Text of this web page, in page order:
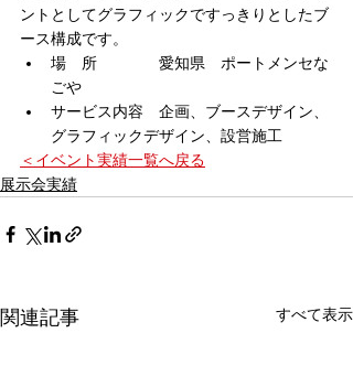
ントとしてグラフィックですっきりとしたブ
ース構成です。
場　所　　　　愛知県　ポートメンセな
ごや
サービス内容　企画、ブースデザイン、
グラフィックデザイン、設営施工
＜イベント実績一覧へ戻る
展示会実績
関連記事 すべて表示